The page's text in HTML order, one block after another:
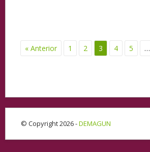
« Anterior 1 2 3 4 5 …
© Copyright 2026 -DEMAGUN